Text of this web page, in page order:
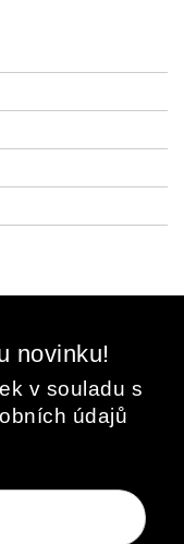
novinku!
v souladu s
údajů